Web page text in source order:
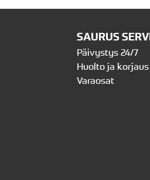
SAURUS
Päivystys 24/7
Huolto ja korjaus
Varaosat